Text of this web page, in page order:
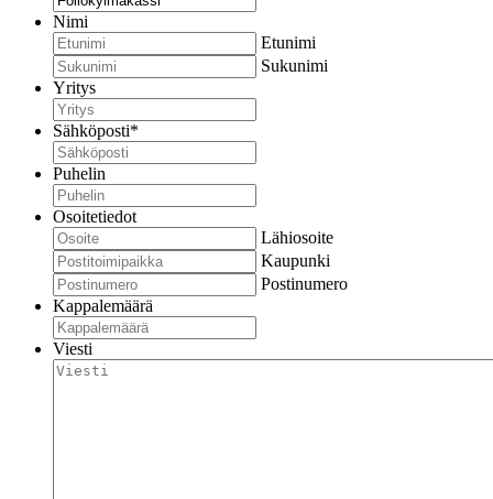
Nimi
Etunimi
Sukunimi
Yritys
Sähköposti*
Puhelin
Osoitetiedot
Lähiosoite
Kaupunki
Postinumero
Kappalemäärä
Viesti